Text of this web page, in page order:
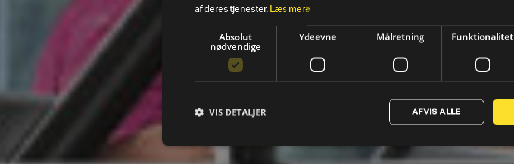
af deres tjenester.
Læs mere
Absolut
nødvendige
Ydeevne Målretning Funktionalitet
AFVIS ALLE
VIS DETALJER